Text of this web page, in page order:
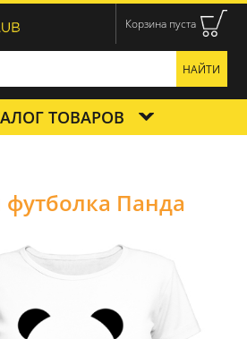
Корзина пуста
ТОВАРОВ
Панда